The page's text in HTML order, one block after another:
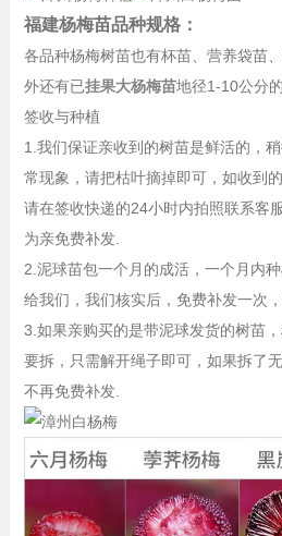
福建杨梅苗品种规格：
各品种杨梅树苗也有杯苗、营养袋苗
外还有已挂果大杨梅苗地径1-10公分
签收与种植
1.我们保证亲收到的树苗是鲜活的，
常现象，请把枯叶摘掉即可，如收到
请在签收快递的24小时内拍照联系客
为亲免费补发.
2.泥球苗包一个月的成活，一个月内
给我们，我们核实后，免费补发一次
3.如果亲购买的是带泥球发货的树苗
要拆，只需解开绳子即可，如果拆了
不再免费补发.